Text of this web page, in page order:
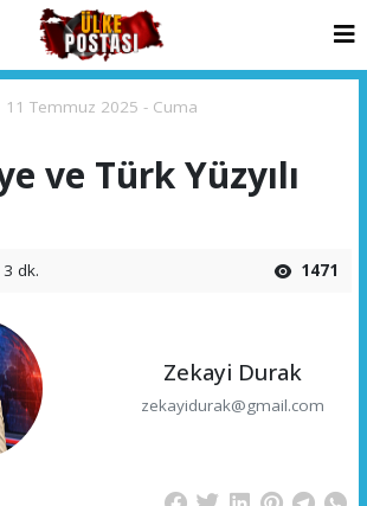
11 Temmuz 2025 - Cuma
ve Türk Yüzyılı
dk. 1471
Zekayi Durak
zekayidurak@gmail.com